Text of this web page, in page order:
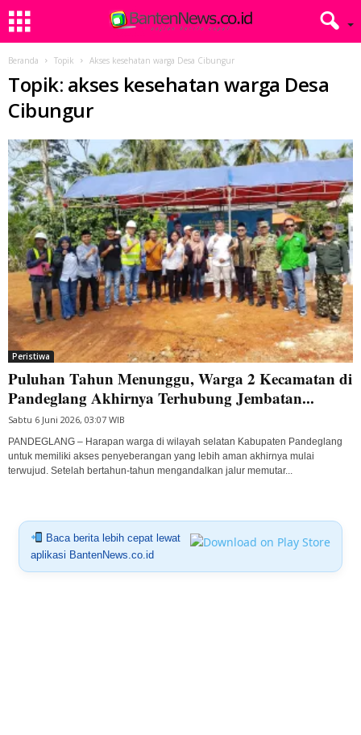
Beranda Topik Akses kesehatan warga Desa Cibungur
Topik: akses kesehatan warga Desa
Cibungur
Peristiwa
Puluhan Tahun Menunggu, Warga 2 Kecamatan di
Pandeglang Akhirnya Terhubung Jembatan...
Sabtu 6 Juni 2026, 03:07 WIB
PANDEGLANG – Harapan warga di wilayah selatan Kabupaten Pandeglang
untuk memiliki akses penyeberangan yang lebih aman akhirnya mulai
terwujud. Setelah bertahun-tahun mengandalkan jalur memutar...
Baca berita lebih cepat lewat
aplikasi BantenNews.co.id